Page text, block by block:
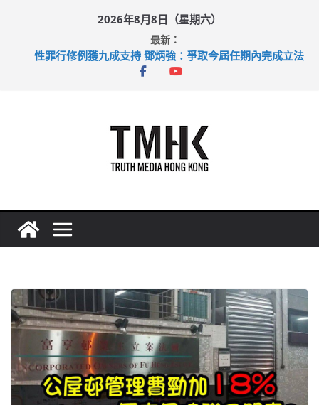
content
2026年8月8日（星期六）
最新：
拜仁熱身賽挫維拉 啟德主場館奪錦標
性罪行修例獲九成支持 鄧炳強：爭取今屆任期內完成立法